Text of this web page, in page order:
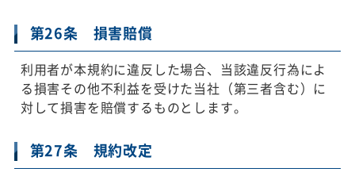
第26条 損害賠償
利用者が本規約に違反した場合、当該違反行為によ
る損害その他不利益を受けた当社（第三者含む）に
対して損害を賠償するものとします。
第27条 規約改定